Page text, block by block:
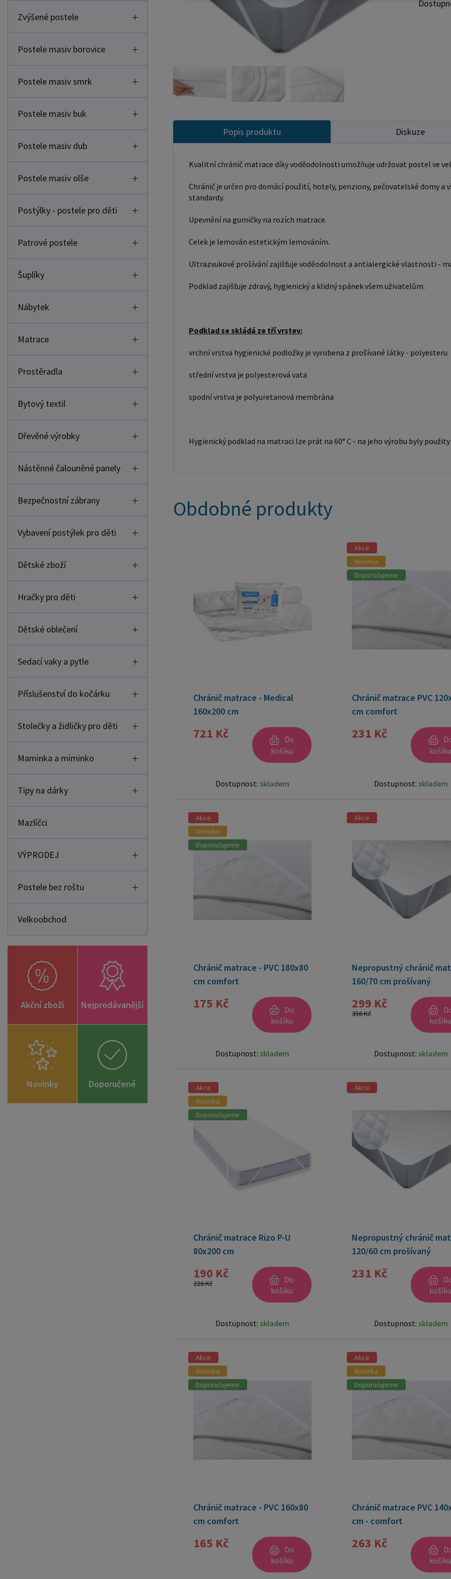
Zvýšené postele
Postele masiv borovice
Postele masiv smrk
Postele masiv buk
Postele masiv dub
Postele masiv olše
Postýlky - postele pro děti
Patrové postele
Šuplíky
Nábytek
Matrace
Prostěradla
Bytový textil
Dřevěné výrobky
Nástěnné čalouněné panely
Bezpečnostní zábrany
Vybavení postýlek pro děti
Dětské zboží
Hračky pro děti
Dětské oblečení
Sedací vaky a pytle
Příslušenství do kočárku
Stolečky a židličky pro děti
Maminka a miminko
Tipy na dárky
Mazlíčci
VÝPRODEJ
Postele bez roštu
Velkoobchod
Akční zboží Nejprodávanější
Novinky
Doporučené
zboží
Popis produktu Diskuze
Kvalitní chránič matrace díky voděodolnosti umožňuje udržovat postel ve
Chránič je určen pro domácí použití, hotely, penziony, pečovatelské domy a
standardy.
Upevnění na gumičky na rozích matrace.
Celek je lemován estetickým lemováním.
Ultrazvukové prošívání zajišťuje voděodolnost a antialergické vlastnosti -
Podklad zajišťuje zdravý, hygienický a klidný spánek všem uživatelům.
Podklad se skládá ze tří vrstev:
vrchní vrstva hygienické podložky je vyrobena z prošívané látky - polyesteru
střední vrstva je polyesterová vata
spodní vrstva je polyuretanová membrána
Hygienický podklad na matraci lze prát na 60° C - na jeho výrobu byly
Obdobné produkty
Chránič matrace - Medical
160x200 cm
721 Kč
Do
košíku
Dostupnost: skladem
Akce
Novinka
Doporučujeme
Chránič matrace PVC
cm comfort
231 Kč
Dostupnost: skladem
Akce
Novinka
Doporučujeme
Chránič matrace - PVC 180x80
cm comfort
175 Kč
Do
košíku
Dostupnost: skladem
Akce
Nepropustný chránič
160/70 cm prošívaný
299 Kč
356 Kč
Dostupnost: skladem
Akce
Novinka
Doporučujeme
Chránič matrace Rizo P-U
80x200 cm
190 Kč
226 Kč
Do
košíku
Dostupnost: skladem
Akce
Nepropustný chránič
120/60 cm prošívaný
231 Kč
Dostupnost: skladem
Akce
Novinka
Doporučujeme
Chránič matrace - PVC 160x80
cm comfort
165 Kč
Do
košíku
Akce
Novinka
Doporučujeme
Chránič matrace PVC
cm - comfort
263 Kč